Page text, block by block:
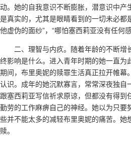
动。她的自我意识不断膨胀，潜意识中产
是真实的，尤其是眼睛看到的一切未必都
他虚伪的面纱”，“哪怕塞西莉亚没有任何
二、理智与内疚。随着年龄的不断
终影响是什么。进入青年时期的她一直
期间，布里奥妮的赎罪生活真正拉开帷
认识。成年的她沉默寡言，常常深夜独
跟塞西莉亚写信祈求原谅，但都没有得
勤劳的工作麻痹自己的神经。她以为只
些并不能太多的减轻布里奥妮的痛苦。
赎。